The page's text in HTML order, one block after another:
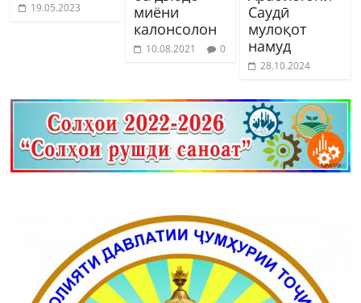
19.05.2023
миёни
калонсолон
10.08.2021 0
Саудӣ
мулоқот
намуд
28.10.2024